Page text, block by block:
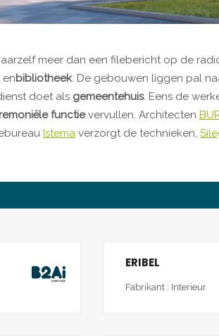
meer dan een filebericht op de
enbibliotheek. De gebouwen liggen pal
doet als gemeentehuis. Eens de
functievervullen. Architecten
Istema verzorgt de technieken,
ERIBEL
Fabrikant : Interieur